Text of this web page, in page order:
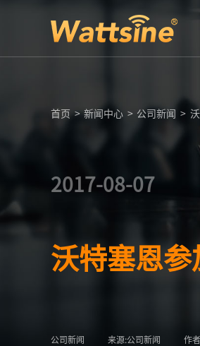
首页 > 新闻中心 > 公司新闻 >
2017-08-07
沃特塞恩
公司新闻 来源:公司新闻 作